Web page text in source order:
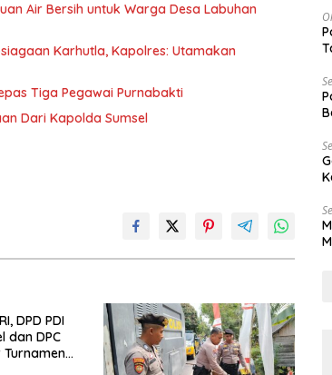
Air Bersih untuk Warga Desa Labuhan
Karhutla, Kapolres: Utamakan
Tiga Pegawai Purnabakti
Dari Kapolda Sumsel
DPD PDI
dan DPC
Turnamen